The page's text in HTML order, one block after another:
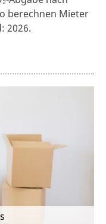
berechnen Mieter
2026.